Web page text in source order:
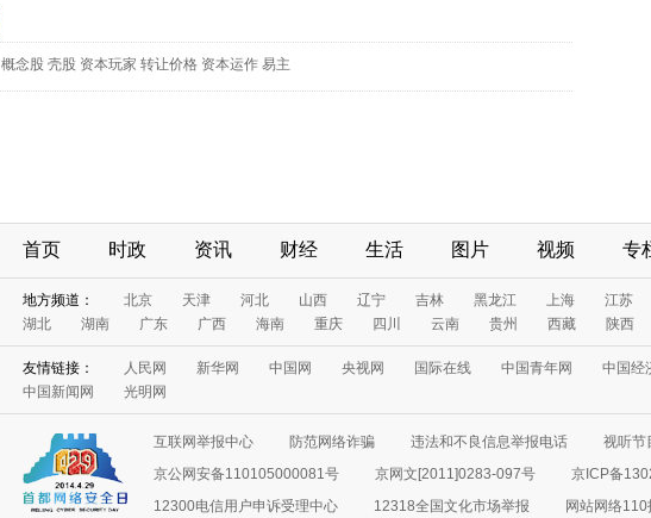
概念股 壳股 资本玩家 转让价格 资本运作 易主
首页 时政 资讯 财经 生活 图片 视频 专
地方频道： 北京 天津 河北 山西 辽宁 吉林 黑龙江 上海
江苏
湖北
湖南 广东 广西 海南 重庆 四川 云南 贵州 西藏 陕西
友情链接： 人民网 新华网 中国网 央视网 国际在线 中国青年网
中国经
中国新闻网
光明网
互联网举报中心 防范网络诈骗 违法和不良信息举报电话
视听节
京公网安备110105000081号
京网文[2011]0283-097号
京ICP备
12300电信用户申诉受理中心
12318全国文化市场举报 网站网络